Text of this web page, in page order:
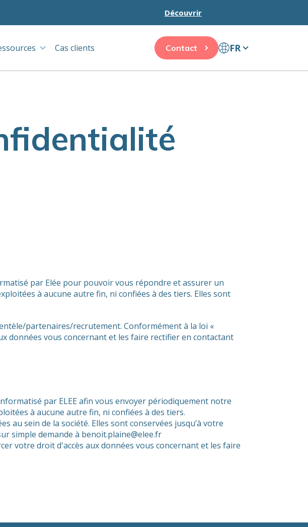
Découvrir
Cas clients Contact FR
par Elée pour pouvoir vous répondre et assurer un
à aucune autre fin, ni confiées à des tiers. Elles sont
partenaires/recrutement. Conformément à la loi «
données vous concernant et les faire rectifier en contactant
par ELEE afin vous envoyer périodiquement notre
à aucune autre fin, ni confiées à des tiers.
sein de la société. Elles sont conservées jusqu’à votre
simple demande à benoit.plaine@elee.fr
votre droit d'accès aux données vous concernant et les faire